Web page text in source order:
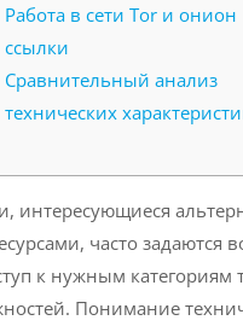
Работа в сети Tor и онион
ссылки
Сравнительный анализ
технических
интересующиеся
часто задаются
к нужным категориям
Понимание